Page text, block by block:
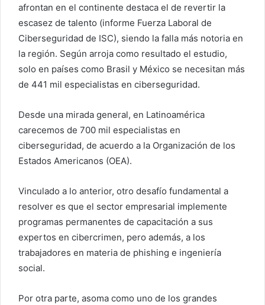
afrontan en el continente destaca el de revertir la
escasez de talento (informe Fuerza Laboral de
Ciberseguridad de ISC), siendo la falla más notoria en
la región. Según arroja como resultado el estudio,
solo en países como Brasil y México se necesitan más
de 441 mil especialistas en ciberseguridad.
Desde una mirada general, en Latinoamérica
carecemos de 700 mil especialistas en
ciberseguridad, de acuerdo a la Organización de los
Estados Americanos (OEA).
Vinculado a lo anterior, otro desafío fundamental a
resolver es que el sector empresarial implemente
programas permanentes de capacitación a sus
expertos en cibercrimen, pero además, a los
trabajadores en materia de phishing e ingeniería
social.
Por otra parte, asoma como uno de los grandes